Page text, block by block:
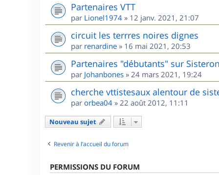
Partenaires VTT
par Lionel1974 » 12 janv. 2021, 21:07
circuit les terrres noires dignes
par renardine » 16 mai 2021, 20:53
Partenaires "débutants" sur
par Johanbones » 24 mars 2021, 19:24
cherche vttistesaux alentour de
par orbea04 » 22 août 2012, 11:11
Nouveau sujet
Revenir à l’accueil du forum
PERMISSIONS DU FORUM